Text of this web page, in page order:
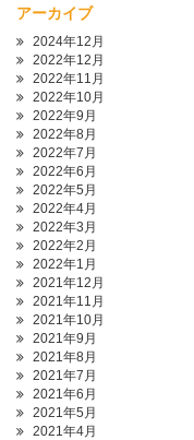
アーカイブ
2024年12月
2022年12月
2022年11月
2022年10月
2022年9月
2022年8月
2022年7月
2022年6月
2022年5月
2022年4月
2022年3月
2022年2月
2022年1月
2021年12月
2021年11月
2021年10月
2021年9月
2021年8月
2021年7月
2021年6月
2021年5月
2021年4月